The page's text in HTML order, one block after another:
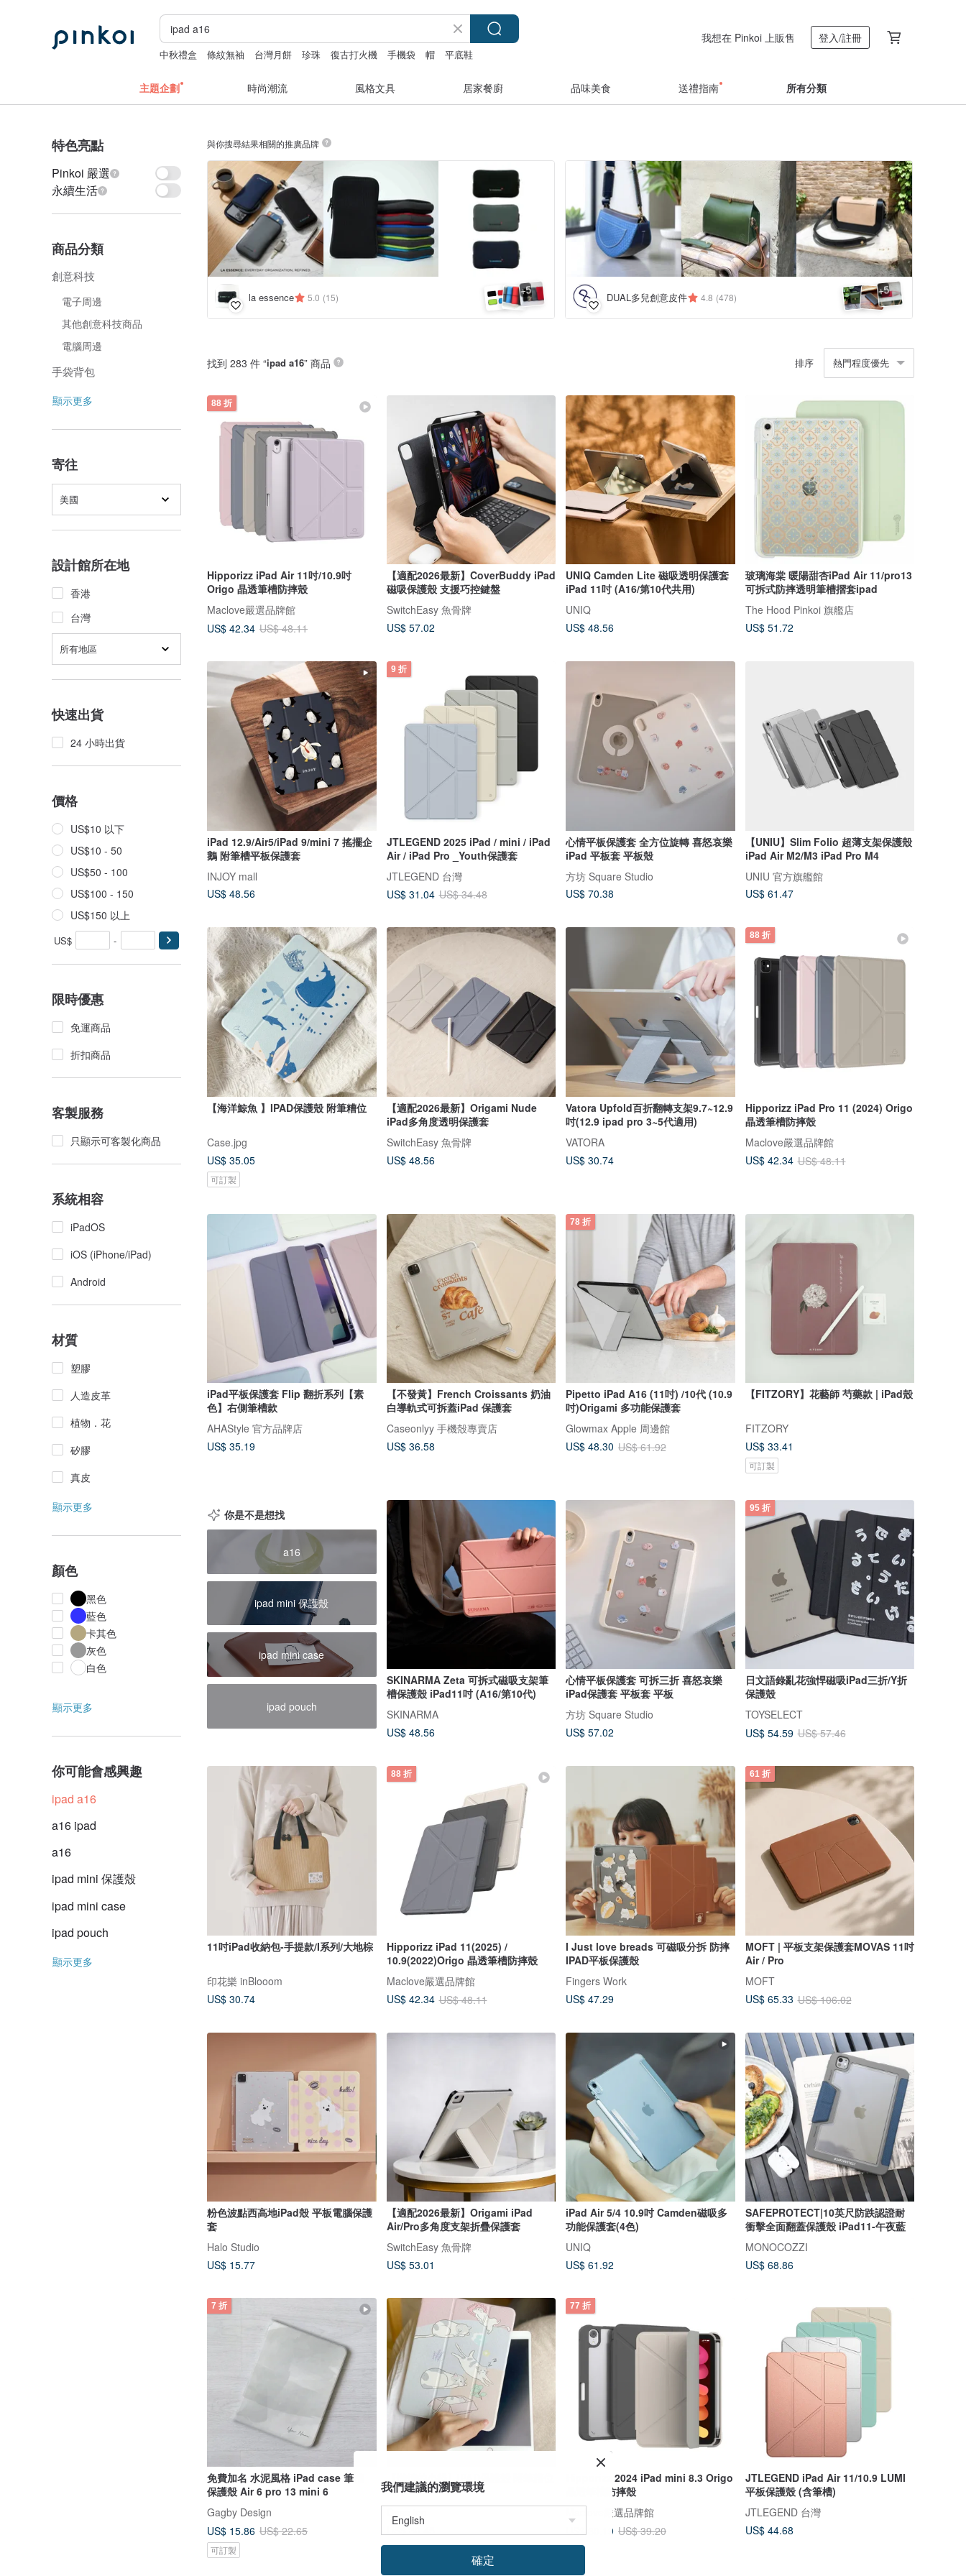
中秋禮盒 條紋無袖 台灣月餅 珍珠 復古打火機 手機袋 帽 平底鞋
我想在 Pinkoi 上販售 登入/註冊
主題企劃 時尚潮流 風格文具 居家餐廚 品味美食 送禮指南 所有分類
特色亮點
Pinkoi 嚴選
永續生活
商品分類
創意科技
電子周邊
其他創意科技商品
電腦周邊
手袋背包
顯示更多
寄往
美國
設計館所在地
香港
台灣
所有地區
快速出貨
24 小時出貨
價格
US$10 以下
US$10 - 50
US$50 - 100
US$100 - 150
US$150 以上
US$ -
限時優惠
免運商品
折扣商品
客製服務
只顯示可客製化商品
系統相容
iPadOS
iOS (iPhone/iPad)
Android
材質
塑膠
人造皮革
植物．花
矽膠
真皮
顯示更多
顏色
黑色
藍色
卡其色
灰色
白色
顯示更多
你可能會感興趣
ipad a16
a16 ipad
a16
ipad mini 保護殼
ipad mini case
ipad pouch
顯示更多
與你搜尋結果相關的推廣品牌
la essence 5.0 (15) +5 DUAL多兒創意皮件 4.8 (478) +5
找到 283 件 “ipad a16” 商品 排序 熱門程度優先
88 折
Hipporizz iPad Air 11吋/10.9吋
Origo 晶透筆槽防摔殼
Maclove嚴選品牌館
US$ 42.34 US$ 48.11
【適配2026最新】CoverBuddy iPad
磁吸保護殼 支援巧控鍵盤
SwitchEasy 魚骨牌
US$ 57.02
UNIQ Camden Lite 磁吸透明保護套
iPad 11吋 (A16/第10代共用)
UNIQ
US$ 48.56
玻璃海棠 暖陽甜杏iPad Air 11/pro13
可拆式防摔透明筆槽摺套ipad
The Hood Pinkoi 旗艦店
US$ 51.72
iPad 12.9/Air5/iPad 9/mini 7 搖擺企
鵝 附筆槽平板保護套
INJOY mall
US$ 48.56
9 折
JTLEGEND 2025 iPad / mini / iPad
Air / iPad Pro _Youth保護套
JTLEGEND 台灣
US$ 31.04 US$ 34.48
心情平板保護套 全方位旋轉 喜怒哀樂
iPad 平板套 平板殼
方坊 Square Studio
US$ 70.38
【UNIU】Slim Folio 超薄支架保護殼
iPad Air M2/M3 iPad Pro M4
UNIU 官方旗艦館
US$ 61.47
【海洋鯨魚 】IPAD保護殼 附筆糟位
Case.jpg
US$ 35.05
可訂製
【適配2026最新】Origami Nude
iPad多角度透明保護套
SwitchEasy 魚骨牌
US$ 48.56
Vatora Upfold百折翻轉支架9.7~12.9
吋(12.9 ipad pro 3~5代適用)
VATORA
US$ 30.74
88 折
Hipporizz iPad Pro 11 (2024) Origo
晶透筆槽防摔殼
Maclove嚴選品牌館
US$ 42.34 US$ 48.11
iPad平板保護套 Flip 翻折系列【素
色】右側筆槽款
AHAStyle 官方品牌店
US$ 35.19
【不發黃】French Croissants 奶油
白導軌式可拆蓋iPad 保護套
Caseonlyy 手機殼專賣店
US$ 36.58
78 折
Pipetto iPad A16 (11吋) /10代 (10.9
吋)Origami 多功能保護套
Glowmax Apple 周邊館
US$ 48.30 US$ 61.92
【FITZORY】花藝師 芍藥款 | iPad殼
FITZORY
US$ 33.41
可訂製
你是不是想找
a16
ipad mini 保護殼
ipad mini case
ipad pouch
SKINARMA Zeta 可拆式磁吸支架筆
槽保護殼 iPad11吋 (A16/第10代)
SKINARMA
US$ 48.56
心情平板保護套 可拆三折 喜怒哀樂
iPad保護套 平板套 平板
方坊 Square Studio
US$ 57.02
95 折
日文語錄亂花強悍磁吸iPad三折/Y折
保護殼
TOYSELECT
US$ 54.59 US$ 57.46
11吋iPad收納包-手提款/I系列/大地棕
印花樂 inBlooom
US$ 30.74
88 折
Hipporizz iPad 11(2025) /
10.9(2022)Origo 晶透筆槽防摔殼
Maclove嚴選品牌館
US$ 42.34 US$ 48.11
I Just love breads 可磁吸分拆 防摔
IPAD平板保護殼
Fingers Work
US$ 47.29
61 折
MOFT | 平板支架保護套MOVAS 11吋
Air / Pro
MOFT
US$ 65.33 US$ 106.02
粉色波點西高地iPad殼 平板電腦保護
套
Halo Studio
US$ 15.77
【適配2026最新】Origami iPad
Air/Pro多角度支架折疊保護套
SwitchEasy 魚骨牌
US$ 53.01
iPad Air 5/4 10.9吋 Camden磁吸多
功能保護套(4色)
UNIQ
US$ 61.92
SAFEPROTECT|10英尺防跌認證耐
衝擊全面翻蓋保護殼 iPad11-午夜藍
MONOCOZZI
US$ 68.86
7 折
免費加名 水泥風格 iPad case 筆槽
保護殼 Air 6 pro 13 mini 6
Gagby Design
US$ 15.86 US$ 22.65
可訂製
【懶惰的小貓】IPAD保護殼 附筆糟位
US$ 30.45
77 折
Hipporizz 2024 iPad mini 8.3 Origo
晶透筆槽防摔殼
Maclove嚴選品牌館
US$ 30.19 US$ 39.20
JTLEGEND iPad Air 11/10.9 LUMI
平板保護殼 (含筆槽)
JTLEGEND 台灣
US$ 44.68
我們建議的瀏覽環境
確定